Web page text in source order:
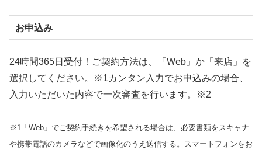
お申込み
24時間365日受付！ご契約方法は、「Web」か「来店」を
選択してください。※1カンタン入力でお申込みの場合、
入力いただいた内容で一次審査を行います。※2
※1「Web」でご契約手続きを希望される場合は、必要書類をスキャナ
や携帯電話のカメラなどで画像化のうえ送信する。スマートフォンをお